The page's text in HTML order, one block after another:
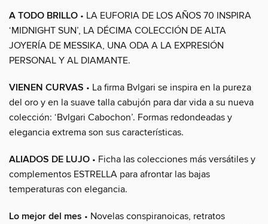
A TODO BRILLO • LA EUFORIA DE LOS AÑOS 70 INSPIRA
‘MIDNIGHT SUN’, LA DÉCIMA COLECCIÓN DE ALTA
JOYERÍA DE MESSIKA, UNA ODA A LA EXPRESIÓN
PERSONAL Y AL DIAMANTE.
VIENEN CURVAS • La firma Bvlgari se inspira en la pureza
del oro y en la suave talla cabujón para dar vida a su nueva
colección: ‘Bvlgari Cabochon’. Formas redondeadas y
elegancia extrema son sus características.
ALIADOS DE LUJO • Ficha las colecciones más versátiles y
complementos ESTRELLA para afrontar las bajas
temperaturas con elegancia.
Lo mejor del mes • Novelas conspiranoicas, retratos